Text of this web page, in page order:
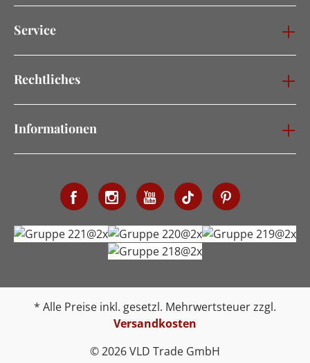
Service
Rechtliches
Informationen
* Alle Preise inkl. gesetzl. Mehrwertsteuer zzgl.
Versandkosten
© 2026 VLD Trade GmbH